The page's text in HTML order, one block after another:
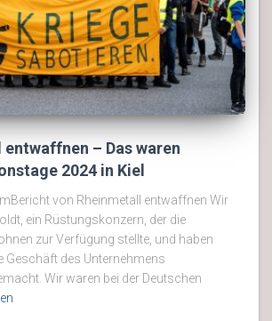
– Das waren
2024 in Kiel
von Rheinmetall entwaffnen Wir
ein Rüstungskonzern, der die
zur Verfügung stellte, und haben
Geschäft des Unternehmens
Wir waren bei der Deutschen